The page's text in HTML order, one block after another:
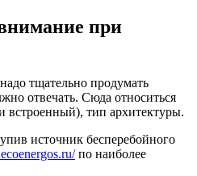
при
тщательно продумать
отвечать. Сюда относиться
тип архитектуры.
источник бесперебойного
по наиболее